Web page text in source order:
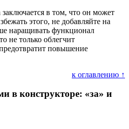
в том, что он может
этого, не добавляйте на
наращивать функционал
не только облегчит
повышение
к оглавлению ↑
в конструкторе: «за» и